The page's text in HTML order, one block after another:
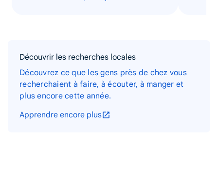
Découvrir les recherches locales
Découvrez ce que les gens près de chez vous
recherchaient à faire, à écouter, à manger et
plus encore cette année.
Apprendre encore plus